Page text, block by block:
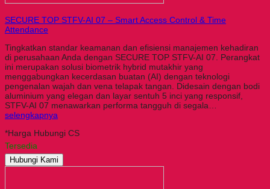
SECURE TOP STFV-AI 07 – Smart Access Control & Time
Attendance
Tingkatkan standar keamanan dan efisiensi manajemen kehadiran
di perusahaan Anda dengan SECURE TOP STFV-AI 07. Perangkat
ini merupakan solusi biometrik hybrid mutakhir yang
menggabungkan kecerdasan buatan (AI) dengan teknologi
pengenalan wajah dan vena telapak tangan. Didesain dengan bodi
aluminium yang elegan dan layar sentuh 5 inci yang responsif,
STFV-AI 07 menawarkan performa tangguh di segala…
selengkapnya
*Harga Hubungi CS
Tersedia
Hubungi Kami